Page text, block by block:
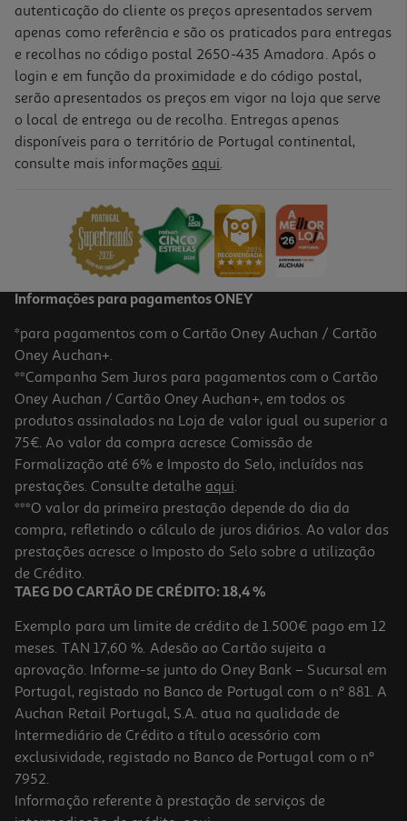
Tapete P/rato Qilive Preto Ergonomico 841858
Escova Modeladora Qilive Q.7880 Branca 5 Em 1
34.99 €/un
34,99 €
autenticação do cliente os preços apresentados servem
apenas como referência e são os praticados para entregas
e recolhas no código postal 2650-435 Amadora. Após o
login e em função da proximidade e do código postal,
serão apresentados os preços em vigor na loja que serve
o local de entrega ou de recolha. Entregas apenas
disponíveis para o território de Portugal continental,
consulte mais informações aqui.
Informações para pagamentos ONEY
*para pagamentos com o Cartão Oney Auchan / Cartão
Oney Auchan+.
**Campanha Sem Juros para pagamentos com o Cartão
Oney Auchan / Cartão Oney Auchan+, em todos os
produtos assinalados na Loja de valor igual ou superior a
75€. Ao valor da compra acresce Comissão de
Formalização até 6% e Imposto do Selo, incluídos nas
prestações. Consulte detalhe aqui.
***O valor da primeira prestação depende do dia da
compra, refletindo o cálculo de juros diários. Ao valor das
prestações acresce o Imposto do Selo sobre a utilização
de Crédito.
TAEG DO CARTÃO DE CRÉDITO: 18,4 %
Exemplo para um limite de crédito de 1.500€ pago em 12
meses. TAN 17,60 %. Adesão ao Cartão sujeita a
aprovação. Informe-se junto do Oney Bank – Sucursal em
Portugal, registado no Banco de Portugal com o nº 881. A
Auchan Retail Portugal, S.A. atua na qualidade de
Intermediário de Crédito a título acessório com
exclusividade, registado no Banco de Portugal com o nº
7952.
Informação referente à prestação de serviços de